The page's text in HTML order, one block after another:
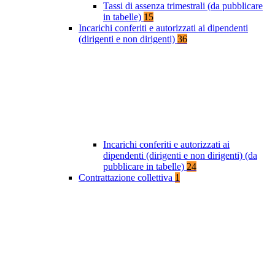
Tassi di assenza trimestrali (da pubblicare
in tabelle) 15
Incarichi conferiti e autorizzati ai dipendenti
(dirigenti e non dirigenti) 36
Incarichi conferiti e autorizzati ai
dipendenti (dirigenti e non dirigenti) (da
pubblicare in tabelle) 24
Contrattazione collettiva 1